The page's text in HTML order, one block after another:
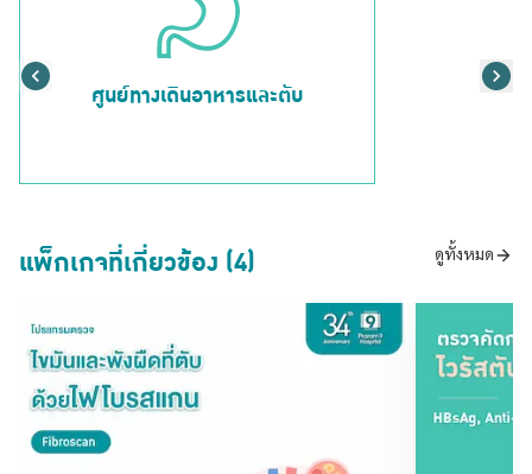
ศูนย์ทางเดินอาหารและตับ
แพ็กเกจที่เกี่ยวข้อง (4) ดูทั้งหมด